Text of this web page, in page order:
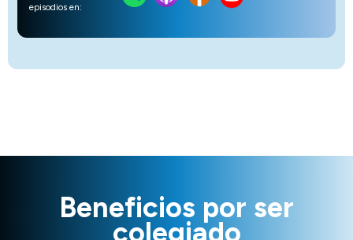
episodios en:
Beneficios por ser
colegiado